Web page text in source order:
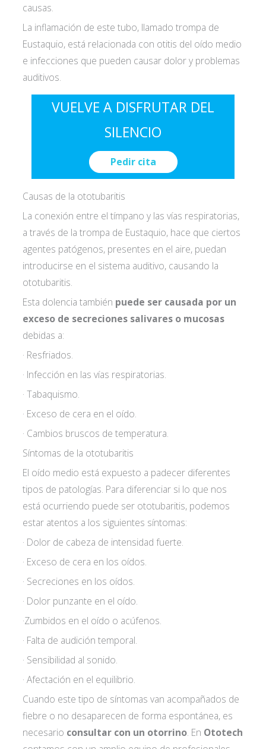
causas.
La inflamación de este tubo, llamado trompa de
Eustaquio, está relacionada con otitis del oído medio
e infecciones que pueden causar dolor y problemas
auditivos.
VUELVE A DISFRUTAR DEL
SILENCIO
Pedir cita
Causas de la ototubaritis
La conexión entre el tímpano y las vías respiratorias,
a través de la trompa de Eustaquio, hace que ciertos
agentes patógenos, presentes en el aire, puedan
introducirse en el sistema auditivo, causando la
ototubaritis.
Esta dolencia también puede ser causada por un
exceso de secreciones salivares o mucosas
debidas a:
· Resfriados.
· Infección en las vías respiratorias.
· Tabaquismo.
· Exceso de cera en el oído.
· Cambios bruscos de temperatura.
Síntomas de la ototubaritis
El oído medio está expuesto a padecer diferentes
tipos de patologías. Para diferenciar si lo que nos
está ocurriendo puede ser ototubaritis, podemos
estar atentos a los siguientes síntomas:
· Dolor de cabeza de intensidad fuerte.
· Exceso de cera en los oídos.
· Secreciones en los oídos.
· Dolor punzante en el oído.
·Zumbidos en el oído o acúfenos.
· Falta de audición temporal.
· Sensibilidad al sonido.
· Afectación en el equilibrio.
Cuando este tipo de síntomas van acompañados de
fiebre o no desaparecen de forma espontánea, es
necesario consultar con un otorrino. En Ototech